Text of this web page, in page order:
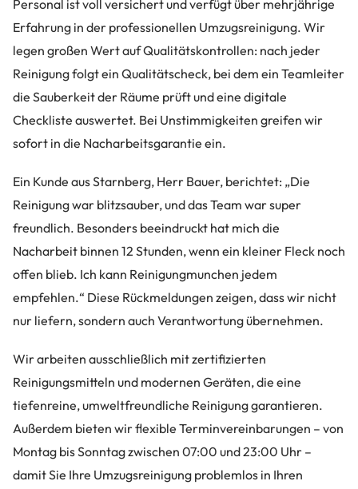
Personal ist voll versichert und verfügt über mehrjährige
Erfahrung in der professionellen Umzugsreinigung. Wir
legen großen Wert auf Qualitätskontrollen: nach jeder
Reinigung folgt ein Qualitätscheck, bei dem ein Teamleiter
die Sauberkeit der Räume prüft und eine digitale
Checkliste auswertet. Bei Unstimmigkeiten greifen wir
sofort in die Nacharbeitsgarantie ein.
Ein Kunde aus Starnberg, Herr Bauer, berichtet: „Die
Reinigung war blitzsauber, und das Team war super
freundlich. Besonders beeindruckt hat mich die
Nacharbeit binnen 12 Stunden, wenn ein kleiner Fleck noch
offen blieb. Ich kann Reinigungmunchen jedem
empfehlen.“ Diese Rückmeldungen zeigen, dass wir nicht
nur liefern, sondern auch Verantwortung übernehmen.
Wir arbeiten ausschließlich mit zertifizierten
Reinigungsmitteln und modernen Geräten, die eine
tiefenreine, umweltfreundliche Reinigung garantieren.
Außerdem bieten wir flexible Terminvereinbarungen – von
Montag bis Sonntag zwischen 07:00 und 23:00 Uhr –
damit Sie Ihre Umzugsreinigung problemlos in Ihren